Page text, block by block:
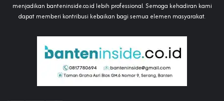
menjadikan banteninside.co.id lebih professional. Semoga kehadiran kami
dapat memberi kontribusi kebaikan bagi semua elemen masyarakat.